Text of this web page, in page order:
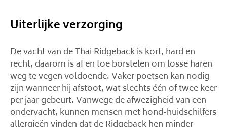
Uiterlijke verzorging
De vacht van de Thai Ridgeback is kort, hard en
recht, daarom is af en toe borstelen om losse haren
weg te vegen voldoende. Vaker poetsen kan nodig
zijn wanneer hij afstoot, wat slechts één of twee keer
per jaar gebeurt. Vanwege de afwezigheid van een
ondervacht, kunnen mensen met hond-huidschilfers